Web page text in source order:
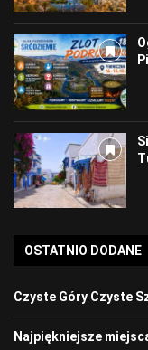
OSTATNIO DODANE
Czyste Góry Czyste
Najpiękniejsze